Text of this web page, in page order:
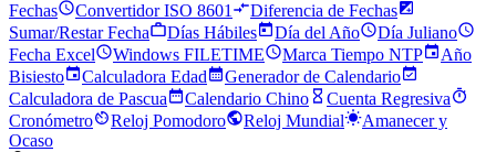
Fechas
Convertidor ISO 8601
Diferencia de Fechas
Sumar/Restar Fecha
Días Hábiles Día del Año
Día Juliano
Fecha Excel
Windows FILETIME Marca Tiempo NTP
Año
Bisiesto
Calculadora Edad
Generador de Calendario
Calculadora de Pascua
Calendario Chino
Cuenta Regresiva
Cronómetro
Reloj Pomodoro Reloj Mundial
Amanecer y
Ocaso